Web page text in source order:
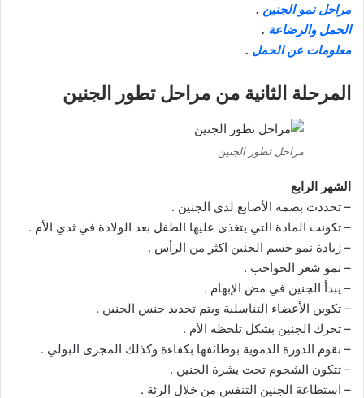
مراحل نمو الجنين .
الحمل والرضاعة .
معلومات عن الحمل .
المرحلة الثانية من مراحل تطور الجنين
مراحل تطور الجنين
الشهر الرابع
– تحددت بصمة الأصابع لدى الجنين .
– تكونت المادة التي يتغذى عليها الطفل بعد الولادة في ثدي الأم .
– زيادة نمو جسم الجنين اكثر من الرأس .
– نمو شعر الحواجب .
– يبدأ الجنين في مض الإبهام .
– تكوين الأعضاء التناسلية ويتم تحديد جنس الجنين .
– تحرك الجنين بشكل تلحظه الأم .
– تقوم الدورة الدموية بوظائفها بكفاءة وكذلك المجرى البولي .
– تتكون الشحوم تحت بشرة الجنين .
– استطاعة الجنين التنفس من خلال الرئة .